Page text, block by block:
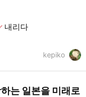
내리다
kepiko
는 일본을 미래로